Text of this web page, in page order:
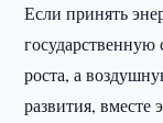
Если принять
государственную
роста, а
развития, вместе